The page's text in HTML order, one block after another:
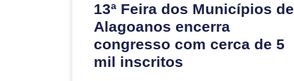
13ª Feira dos Municípios de
Alagoanos encerra
congresso com cerca de 5
mil inscritos